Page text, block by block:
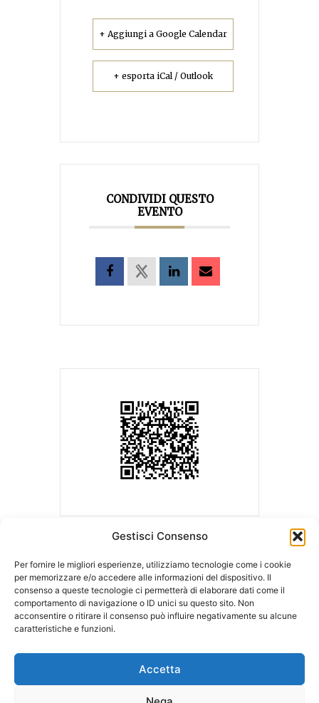
Gestisci Consenso
Per fornire le migliori esperienze, utilizziamo tecnologie come i cookie
per memorizzare e/o accedere alle informazioni del dispositivo. Il
consenso a queste tecnologie ci permetterà di elaborare dati come il
comportamento di navigazione o ID unici su questo sito. Non
acconsentire o ritirare il consenso può influire negativamente su alcune
caratteristiche e funzioni.
Accetta
+ Aggiungi a Google Calendar
+ esporta iCal / Outlook
CONDIVIDI QUESTO
EVENTO
ASLA | Associazione Studi Legali Associati
Sede Legale c/o Ordine degli Avvocati
di Milano
Sede operativa c/o LCA Studio
Tel: 348.7530626